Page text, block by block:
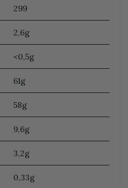
299
2,6g
<0,5g
61g
58g
9,6g
3,2g
0,33g